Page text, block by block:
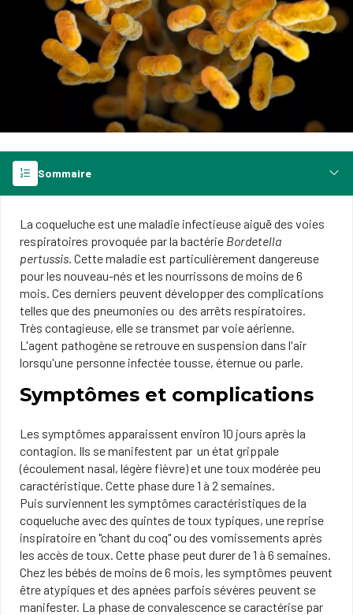
Sommaire
La coqueluche est une maladie infectieuse aiguë d​es voies
respiratoires provoquée par la bactérie Bordetella
pertussis. Cette maladie est particulièrement dangereuse
pour les nouveau-nés et les nourrissons de moins de 6
mois. Ces derniers peuvent développer des complications
telles que des pneumonies ou des arrêts respiratoires.
Très contagieuse, elle se trans​met par voie aérienne.
L'agent pathogène se retrouve en suspension dans l'air
lorsqu'une personne infectée tousse, éternue ou parle.
Symptômes et complications
Les symptômes apparaissent environ 10 jours après la
contagion. Ils se manifestent par un état grippale
(écoulement nasal, légère fièvre) et une toux modérée peu
caractéristique. Cette phase dure 1 à 2 semaines.
Puis surviennent les symptômes caractéristiques de la
coqueluche avec des quintes de toux typiques, une reprise
inspiratoire en "chant du coq" ou des vomissements après
les accès de toux. Cette phase peut durer de 1 à 6 semaines.
Chez les bébés de moins de 6 mois, les symptômes peuvent
être atypiques et des apnées parfois sévères peuvent se
manifester. La phase de convalescence se caractérise par